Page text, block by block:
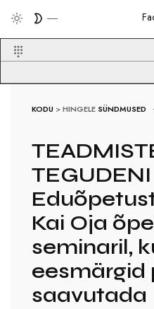
KODU >HINGELE SÜNDMUSED
TEGUDENI
Kai Oja
seminaril,
eesmärgid
saavutada